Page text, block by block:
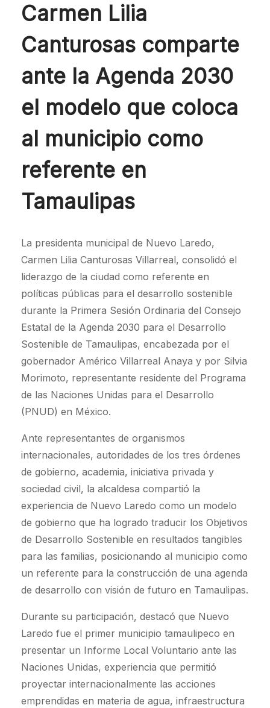
Carmen Lilia
Canturosas comparte
ante la Agenda 2030
el modelo que coloca
al municipio como
referente en
Tamaulipas
La presidenta municipal de Nuevo Laredo,
Carmen Lilia Canturosas Villarreal, consolidó el
liderazgo de la ciudad como referente en
políticas públicas para el desarrollo sostenible
durante la Primera Sesión Ordinaria del Consejo
Estatal de la Agenda 2030 para el Desarrollo
Sostenible de Tamaulipas, encabezada por el
gobernador Américo Villarreal Anaya y por Silvia
Morimoto, representante residente del Programa
de las Naciones Unidas para el Desarrollo
(PNUD) en México.
Ante representantes de organismos
internacionales, autoridades de los tres órdenes
de gobierno, academia, iniciativa privada y
sociedad civil, la alcaldesa compartió la
experiencia de Nuevo Laredo como un modelo
de gobierno que ha logrado traducir los Objetivos
de Desarrollo Sostenible en resultados tangibles
para las familias, posicionando al municipio como
un referente para la construcción de una agenda
de desarrollo con visión de futuro en Tamaulipas.
Durante su participación, destacó que Nuevo
Laredo fue el primer municipio tamaulipeco en
presentar un Informe Local Voluntario ante las
Naciones Unidas, experiencia que permitió
proyectar internacionalmente las acciones
emprendidas en materia de agua, infraestructura